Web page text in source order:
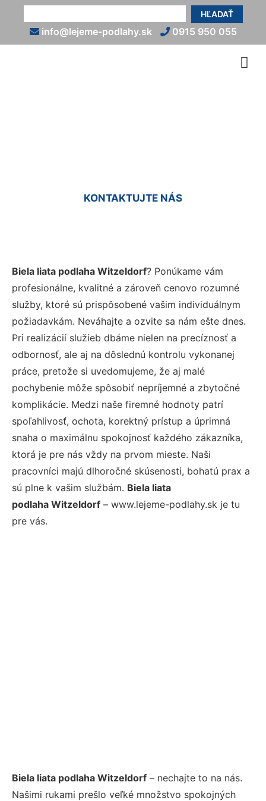
HĽADAŤ
info@lejeme-podlahy.sk 0915 950 055
KONTAKTUJTE NÁS
Biela liata podlaha Witzeldorf? Ponúkame vám
profesionálne, kvalitné a zároveň cenovo rozumné
služby, ktoré sú prispôsobené vašim individuálnym
požiadavkám. Neváhajte a ozvite sa nám ešte dnes.
Pri realizácií služieb dbáme nielen na precíznosť a
odbornosť, ale aj na dôslednú kontrolu vykonanej
práce, pretože si uvedomujeme, že aj malé
pochybenie môže spôsobiť nepríjemné a zbytočné
komplikácie. Medzi naše firemné hodnoty patrí
spoľahlivosť, ochota, korektný prístup a úprimná
snaha o maximálnu spokojnosť každého zákazníka,
ktorá je pre nás vždy na prvom mieste. Naši
pracovníci majú dlhoročné skúsenosti, bohatú prax a
sú plne k vašim službám. Biela liata
podlaha Witzeldorf – www.lejeme-podlahy.sk je tu
pre vás.
Biela liata podlaha Witzeldorf – nechajte to na nás.
Našimi rukami prešlo veľké množstvo spokojných